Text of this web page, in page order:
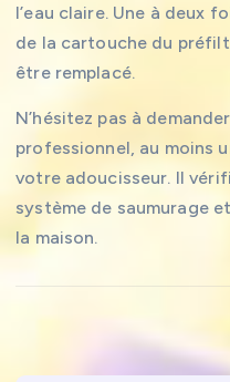
l’eau claire. Une à deux
de la cartouche du
être remplacé.
N’hésitez pas à
professionnel, au moins
votre adoucisseur. Il
système de saumurage
la maison.